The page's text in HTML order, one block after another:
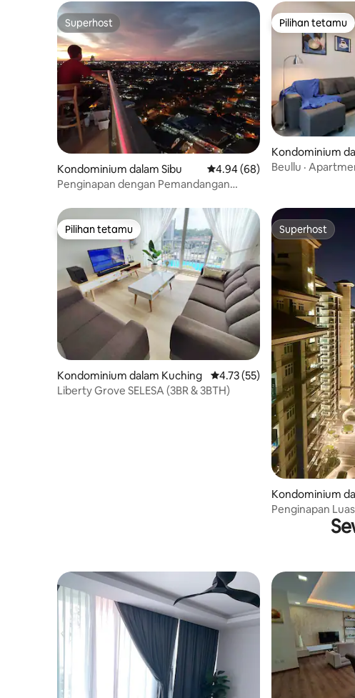
Superhost
Superhost
Kondominium dalam Sibu Penarafan purata 4.94
4.94 (68)
Penginapan dengan Pemandangan
Pilihan tetamu
Pilihan tetamu
Kondominium
Beullu ·
Pilihan tetamu
Pilihan tetamu
Kondominium dalam Kuching Penarafan purata 4.73
4.73 (55)
Liberty Grove SELESA (3BR & 3BTH)
Superhost
Superhost
Kondominium
Penginapan